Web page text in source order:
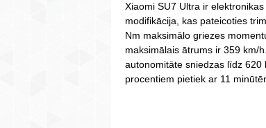
Xiaomi SU7 Ultra ir
modifikācija, kas pateicoties
Nm maksimālo griezes
maksimālais ātrums ir 359 km/
autonomitāte sniedzas līdz
procentiem pietiek ar 11